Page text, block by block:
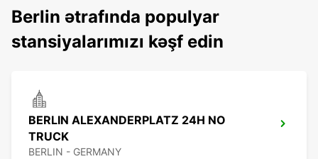
Berlin ətrafında populyar
stansiyalarımızı kəşf edin
BERLIN ALEXANDERPLATZ 24H NO
TRUCK
BERLIN - GERMANY